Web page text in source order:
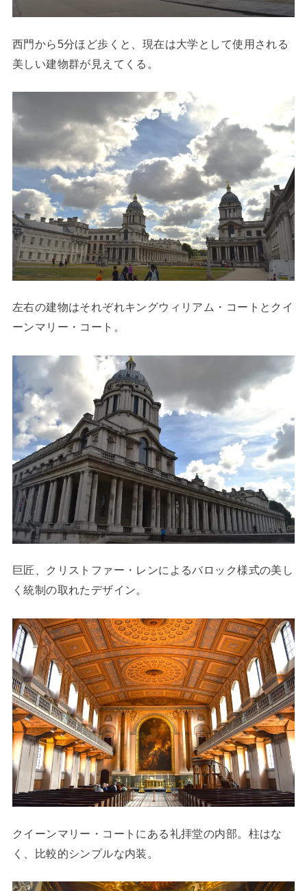
西門から5分ほど歩くと、現在は大学として使用される
美しい建物群が見えてくる。
左右の建物はそれぞれキングウィリアム・コートとクイ
ーンマリー・コート。
巨匠、クリストファー・レンによるバロック様式の美し
く統制の取れたデザイン。
クイーンマリー・コートにある礼拝堂の内部。柱はな
く、比較的シンプルな内装。